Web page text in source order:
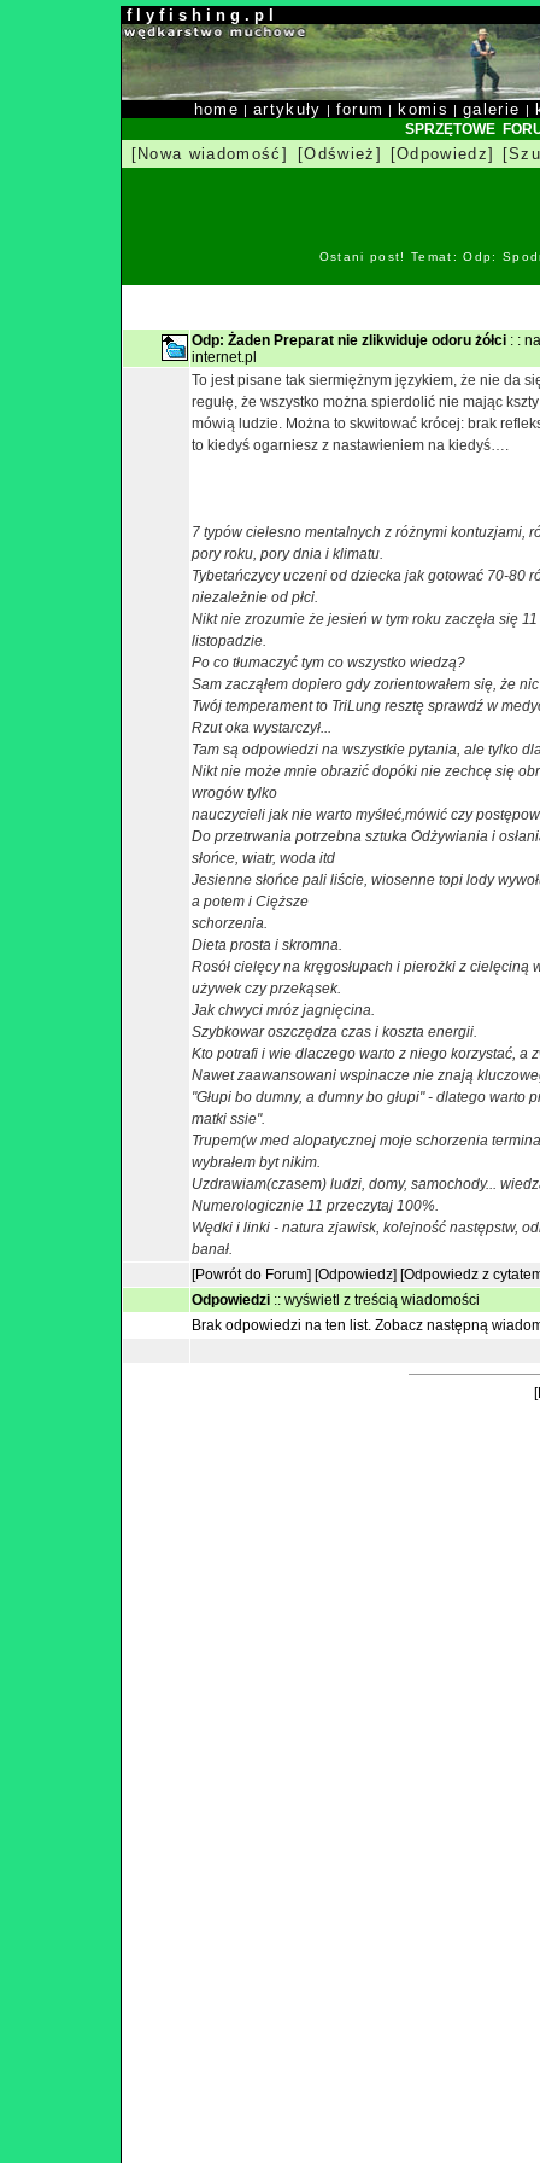
f l y f i s h i n g . p l
home |artykuły | forum | komis |galerie |
SPRZĘTOWE
[Nowa wiadomość] [Odśwież] [Odpowiedz]
Ostani post! Temat: Odp:
Odp: Żaden Preparat nie zlikwiduje odoru żółci : :
internet.pl
To jest pisane tak siermiężnym językiem, że nie da
regułę, że wszystko można spierdolić nie mając
mówią ludzie. Można to skwitować krócej: brak
to kiedyś ogarniesz z nastawieniem na kiedyś….
7 typów cielesno mentalnych z różnymi kontuzjami,
pory roku, pory dnia i klimatu.
Tybetańczycy uczeni od dziecka jak gotować 70-80
niezależnie od płci.
Nikt nie zrozumie że jesień w tym roku zaczęła się
listopadzie.
Po co tłumaczyć tym co wszystko wiedzą?
Sam zacząłem dopiero gdy zorientowałem się, że
Twój temperament to TriLung resztę sprawdź w
Rzut oka wystarczył...
Tam są odpowiedzi na wszystkie pytania, ale tylko
Nikt nie może mnie obrazić dopóki nie zechcę się
wrogów tylko
nauczycieli jak nie warto myśleć,mówić czy
Do przetrwania potrzebna sztuka Odżywiania i
słońce, wiatr, woda itd
Jesienne słońce pali liście, wiosenne topi lody
a potem i Cięższe
schorzenia.
Dieta prosta i skromna.
Rosół cielęcy na kręgosłupach i pierożki z cielęciną
używek czy przekąsek.
Jak chwyci mróz jagnięcina.
Szybkowar oszczędza czas i koszta energii.
Kto potrafi i wie dlaczego warto z niego korzystać, a
Nawet zaawansowani wspinacze nie znają
"Głupi bo dumny, a dumny bo głupi" - dlatego warto
matki ssie".
Trupem(w med alopatycznej moje schorzenia
wybrałem byt nikim.
Uzdrawiam(czasem) ludzi, domy, samochody...
Numerologicznie 11 przeczytaj 100%.
Wędki i linki - natura zjawisk, kolejność następstw,
banał.
[Powrót do Forum] [Odpowiedz] [Odpowiedz z
Odpowiedzi :: wyświetl z treścią wiadomości
Brak odpowiedzi na ten list. Zobacz następną